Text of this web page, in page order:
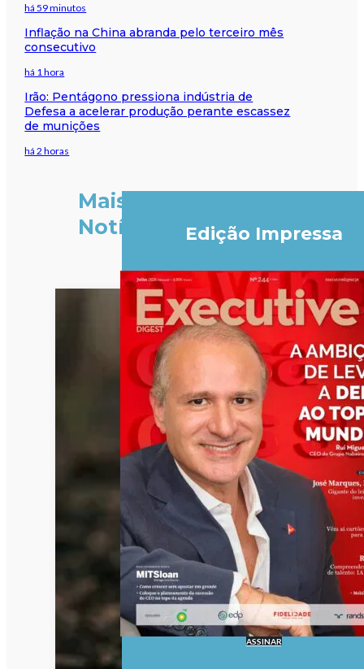
há 59 minutos
Inflação na China abranda pelo terceiro mês
consecutivo
há 1 hora
Irão: Pentágono pressiona indústria de
Defesa a acelerar produção perante escassez
de munições
há 2 horas
Mais
Notícias
Edição Impressa
ASSINAR